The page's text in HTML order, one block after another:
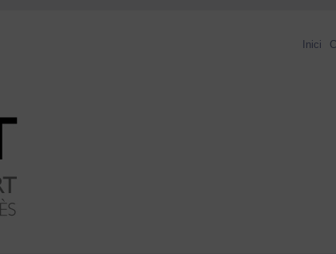
Inici